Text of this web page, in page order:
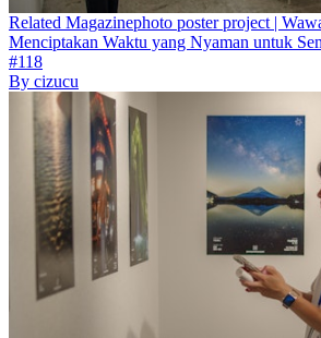
Related Magazinephoto poster project |
Menciptakan Waktu yang Nyaman untuk
#118
By cizucu